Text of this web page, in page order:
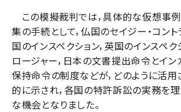
この模擬裁判では，具体的な仮想事
集の手続として，仏国のセイジー・コント
国のインスペクション，英国のインスペク
ロージャー，日本の文書提出命令とイン
保持命令の制度などが，どのように活
的に示され，各国の特許訴訟の実務を理
な機会となりました。